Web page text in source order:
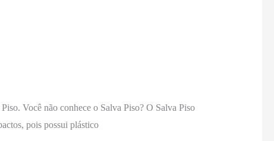
Você não conhece o Salva Piso? O Salva Piso
pois possui plástico